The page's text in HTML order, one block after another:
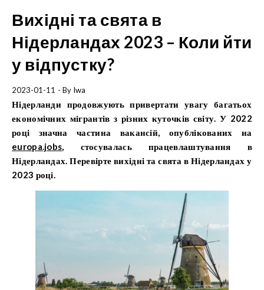
Вихідні та свята в
Нідерландах 2023 – Коли йти
у відпустку?
2023-01-11 - By Iwa
Нідерланди продовжують привертати увагу багатьох
економічних мігрантів з різних куточків світу. У 2022
році значна частина вакансій, опублікованих на
europa.jobs, стосувалась працевлаштування в
Нідерландах. Перевірте вихідні та свята в Нідерландах у
2023 році.